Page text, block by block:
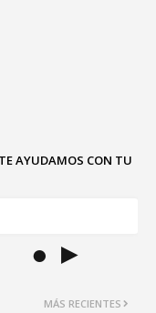
AYUDAMOS CON TU
● ►
MÁS RECIENTES